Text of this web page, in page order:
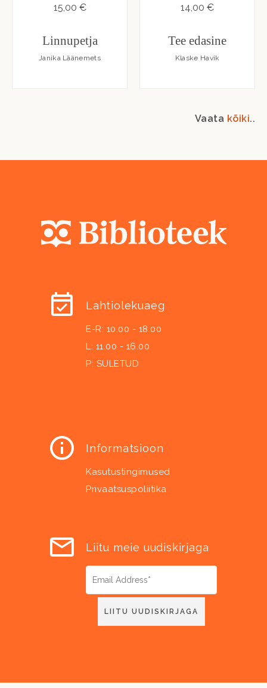
15,00 €
Linnupetja
Janika Läänemets
14,00 €
Tee edasine
Klaske Havik
Vaata kõiki..
Lahtiolekuaeg
E-R: 10.00 - 18.00
L: 11.00 - 16.00
P: SULETUD
Informatsioon
Kasutustingimused
Privaatsuspoliitika
Liitu meie uudiskirjaga